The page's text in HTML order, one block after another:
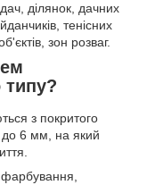
ділянок, дачних
тенісних
зон розваг.
типу?
з покритого
до 6 мм, на який